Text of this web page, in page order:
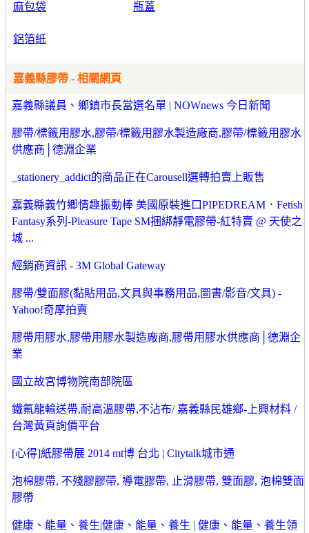
麻包袋 瓶蓋
鋁箔紙
嘉義縣膠帶 - 相關網頁
嘉義縣議員、鄉鎮市長當選名單 | NOWnews 今日新聞
膠帶/標籤用膠水,膠帶/標籤用膠水製造廠商,膠帶/標籤用膠水
供應商│德淵企業
_stationery_addict的商品正在Carousell選轉拍賣上販售
嘉義縣義竹鄉情趣振動棒 美國原裝進口PIPEDREAM．Fetish
Fantasy系列-Pleasure Tape SM捆綁靜電膠帶-紅特賣 @ 天使之
城 ...
經銷商資訊 - 3M Global Gateway
膠帶/雙面膠(黏貼用品,文具與事務用品,圖書/影音/文具) -
Yahoo!奇摩拍賣
膠帶用膠水,膠帶用膠水製造廠商,膠帶用膠水供應商│德淵企
業
國立故宮博物院南部院區
鐵氟龍輸送帶,耐高溫膠帶,不沾布/ 嘉義縣民雄鄉-上興材料 /
台灣黃頁詢價平台
[心得]紙膠帶展 2014 mt博 台北 | Citytalk城市通
泡棉膠帶, 不殘膠膠帶, 導電膠帶, 止滑膠帶, 雙面膠, 泡棉雙面
膠帶
健康、能量、養生|健康、能量、養生 | 健康、能量、養生領